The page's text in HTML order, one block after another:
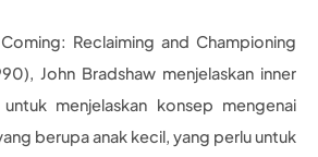
Reclaiming and Championing
John Bradshaw menjelaskan inner
menjelaskan konsep mengenai
berupa anak kecil, yang perlu untuk